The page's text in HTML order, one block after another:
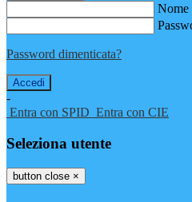
Nome
Password dimenticata?
-
Entra con SPID Entra con CIE
Seleziona utente
button close ×